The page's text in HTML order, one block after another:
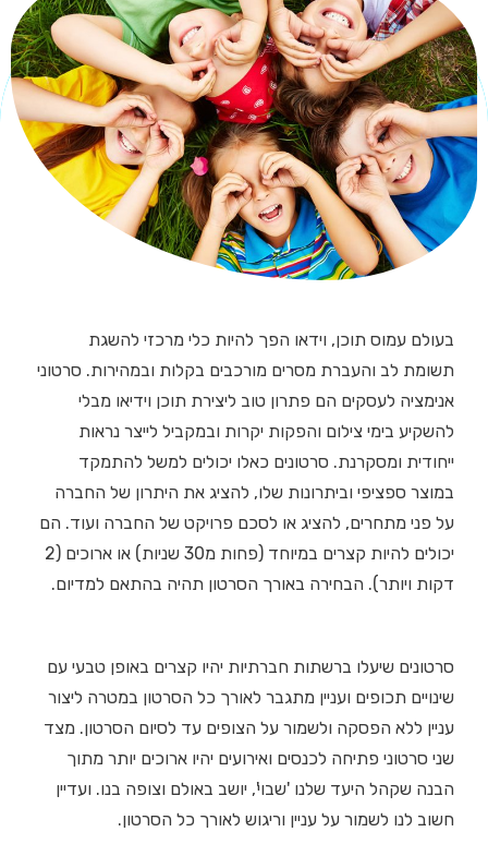
בעולם עמוס תוכן, וידאו הפך להיות כלי מרכזי להשגת
תשומת לב והעברת מסרים מורכבים בקלות ובמהירות. סרטוני
אנימציה לעסקים הם פתרון טוב ליצירת תוכן וידיאו מבלי
להשקיע בימי צילום והפקות יקרות ובמקביל לייצר נראות
ייחודית ומסקרנת. סרטונים כאלו יכולים למשל להתמקד
במוצר ספציפי וביתרונות שלו, להציג את היתרון של החברה
על פני מתחרים, להציג או לסכם פרויקט של החברה ועוד. הם
יכולים להיות קצרים במיוחד (פחות מ30 שניות) או ארוכים (2
דקות ויותר). הבחירה באורך הסרטון תהיה בהתאם למדיום.
סרטונים שיעלו ברשתות חברתיות יהיו קצרים באופן טבעי עם
שינויים תכופים ועניין מתגבר לאורך כל הסרטון במטרה ליצור
עניין ללא הפסקה ולשמור על הצופים עד לסיום הסרטון. מצד
שני סרטוני פתיחה לכנסים ואירועים יהיו ארוכים יותר מתוך
הבנה שקהל היעד שלנו 'שבוי', יושב באולם וצופה בנו. ועדיין
חשוב לנו לשמור על עניין וריגוש לאורך כל הסרטון.